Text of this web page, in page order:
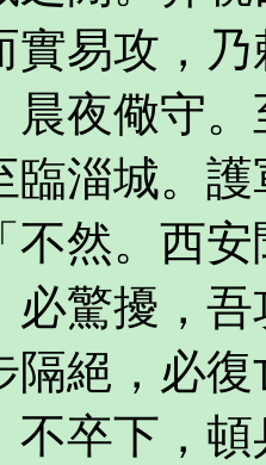
實易攻，
晨夜儆守
臨淄城。
不然。西
必驚擾，
隔絕，必
不卒下，